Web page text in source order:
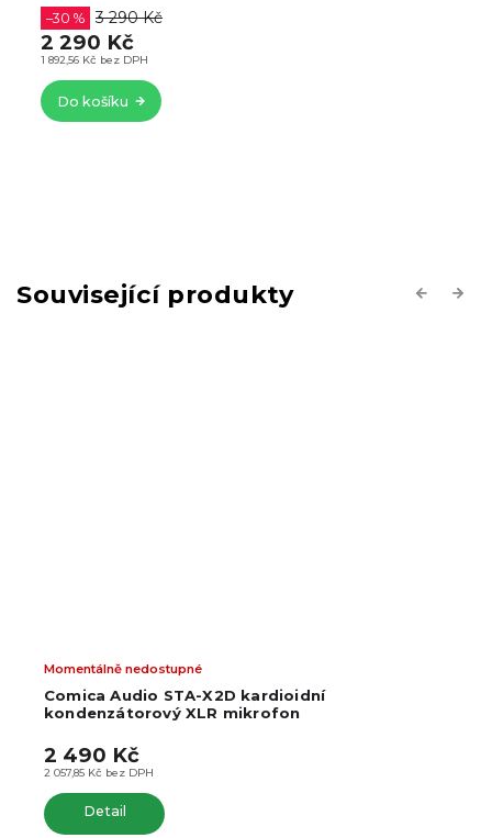
1 892,56 Kč bez DPH
–30 % 3 290 Kč
2 290 Kč
Do košíku
Související produkty Previous
Comica Audio STA-X2D kardioidní
kondenzátorový XLR mikrofon
Momentálně nedostupné
2 057,85 Kč bez DPH
2 490 Kč
Detail
Next